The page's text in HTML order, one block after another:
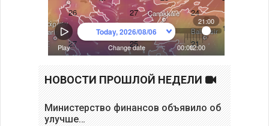
НОВОСТИ ПРОШЛОЙ НЕДЕЛИ
Министерство финансов объявило об
улучше…